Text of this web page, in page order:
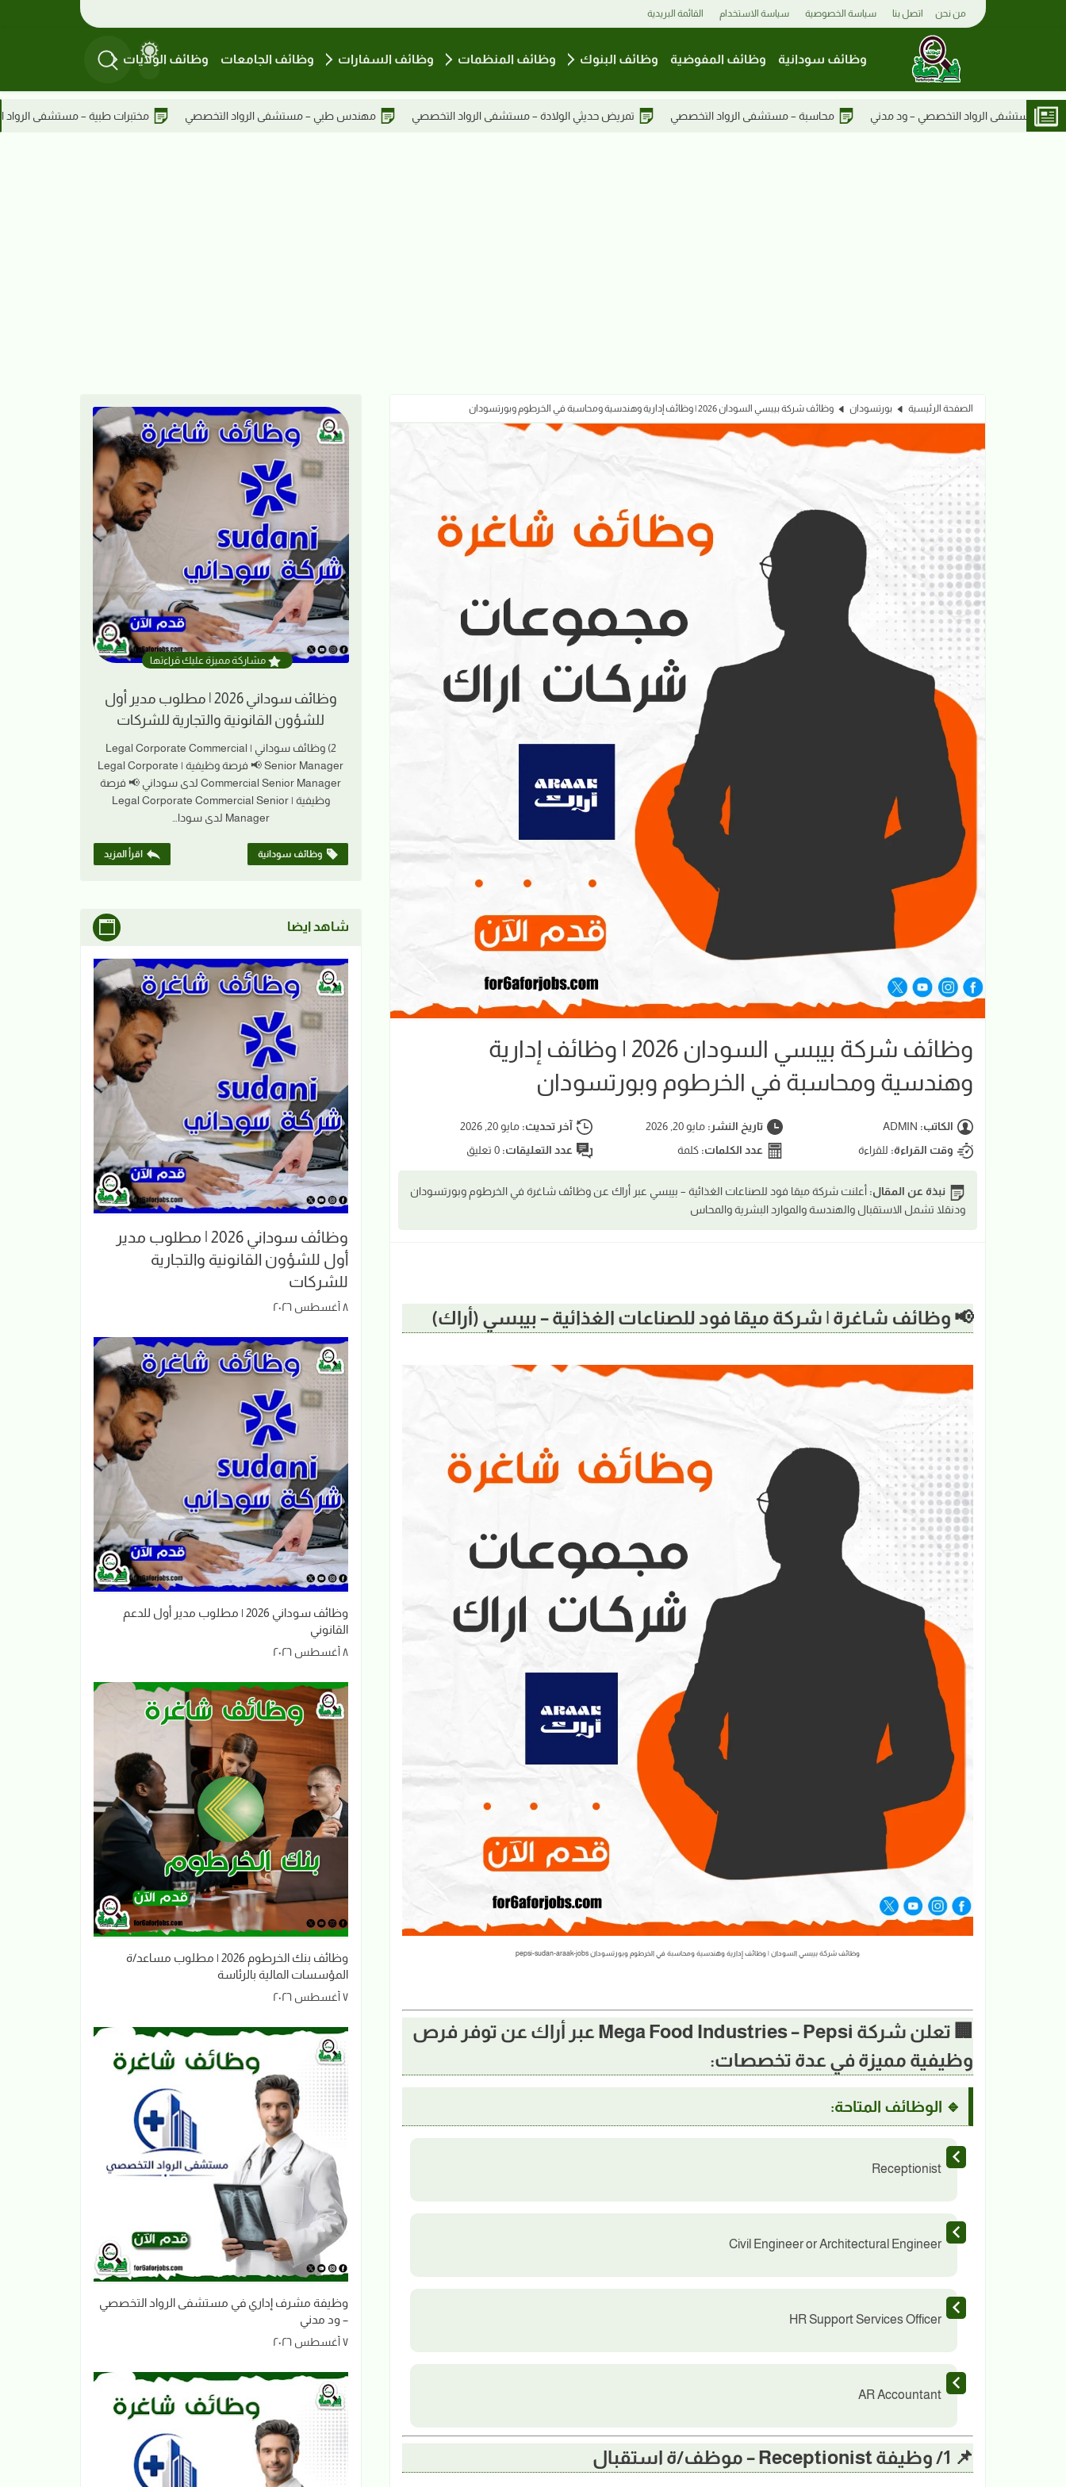
من نحن اتصل بنا سياسة الخصوصية سياسة الاستخدام القائمة البريدية
وظائف سودانية وظائف المفوضية وظائف البنوك وظائف المنظمات وظائف السفارات وظائف الجامعات وظائف الولايات
محاسبة – مستشفى الرواد التخصصي تمريض حديثي الولادة – مستشفى الرواد التخصصي مهندس طبي – مستشفى الرواد التخصصي مختبرات طبية – مستشفى الرواد التخصصي أطباء عموميون – مستشفى
الصفحة الرئيسية بورتسودان وظائف شركة بيبسي السودان 2026 | وظائف إدارية وهندسية ومحاسبة في الخرطوم وبورتسودان
وظائف شركة بيبسي السودان 2026 | وظائف إدارية
وهندسية ومحاسبة في الخرطوم وبورتسودان
الكاتب: ADMIN تاريخ النشر: مايو 20, 2026 آخر تحديث:مايو 20, 2026
وقت القراءة: للقراءة عدد الكلمات: كلمة عدد التعليقات:0 تعليق
نبذة عن المقال: أعلنت شركة ميقا فود للصناعات الغذائية – بيبسي عبر أراك عن وظائف شاغرة في الخرطوم وبورتسودان
ودنقلا تشمل الاستقبال والهندسة والموارد البشرية والمحاس
📢 وظائف شاغرة | شركة ميقا فود للصناعات الغذائية – بيبسي (أراك)
وظائف شركة بيبسي السودان | وظائف إدارية وهندسية ومحاسبة في الخرطوم وبورتسودان pepsi-sudan-araak-jobs
🏢 تعلن شركة Mega Food Industries – Pepsi عبر أراك عن توفر فرص
وظيفية مميزة في عدة تخصصات:
🔹 الوظائف المتاحة:
Receptionist
Civil Engineer or Architectural Engineer
HR Support Services Officer
AR Accountant
📌 1/ وظيفة Receptionist – موظف/ة استقبال
مشاركة مميزة عليك قراءتها
وظائف سوداني 2026 | مطلوب مدير أول
للشؤون القانونية والتجارية للشركات
2) وظائف سوداني | Legal Corporate Commercial
Senior Manager 📢 فرصة وظيفية | Legal Corporate
Commercial Senior Manager لدى سوداني 📢 فرصة
وظيفية | Legal Corporate Commercial Senior
Manager لدى سودا…
وظائف سودانية اقرأ المزيد
شاهد ايضا
وظائف سوداني 2026 | مطلوب مدير
أول للشؤون القانونية والتجارية
للشركات
٨ أغسطس ٢٠٢٦
وظائف سوداني 2026 | مطلوب مدير أول للدعم
القانوني
٨ أغسطس ٢٠٢٦
وظائف بنك الخرطوم 2026 | مطلوب مساعد/ة
المؤسسات المالية بالرئاسة
٧ أغسطس ٢٠٢٦
وظيفة مشرف إداري في مستشفى الرواد التخصصي
– ود مدني
٧ أغسطس ٢٠٢٦